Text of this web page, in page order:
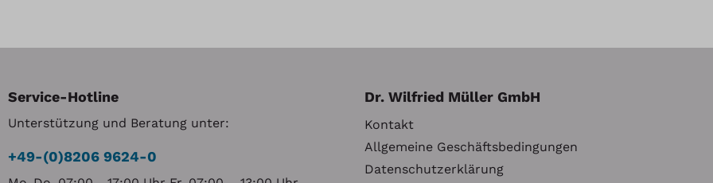
Service-Hotline
Unterstützung und Beratung unter:
+49-(0)8206 9624-0
Dr. Wilfried Müller GmbH
Kontakt
Allgemeine Geschäftsbedingungen
Datenschutzerklärung